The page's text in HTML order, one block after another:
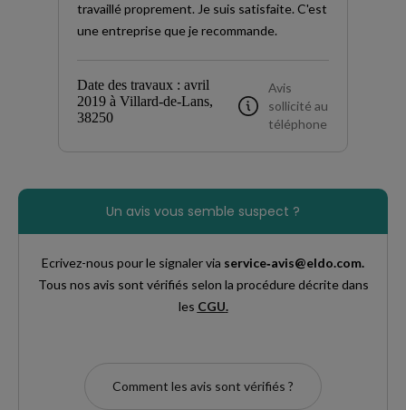
travaillé proprement. Je suis satisfaite. C'est
une entreprise que je recommande.
Date des travaux : avril
2019 à Villard-de-Lans,
38250
Avis
sollicité au
téléphone
Un avis vous semble suspect ?
Ecrivez-nous pour le signaler via service‑avis@eldo.com.
Tous nos avis sont vérifiés selon la procédure décrite dans
les CGU.
Comment les avis sont vérifiés ?